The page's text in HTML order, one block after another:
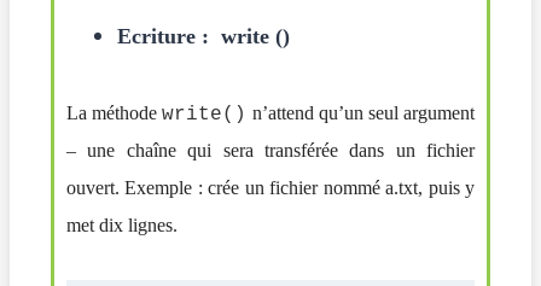
Ecriture : write ()
La méthodewrite() n’attend qu’un seul argument
– une chaîne qui sera transférée dans un fichier
ouvert. Exemple : crée un fichier nommé a.txt, puis y
met dix lignes.